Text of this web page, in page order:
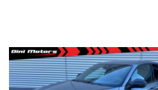
www.dinimotors.com
Tutti i veicoli sono in pronta consegna